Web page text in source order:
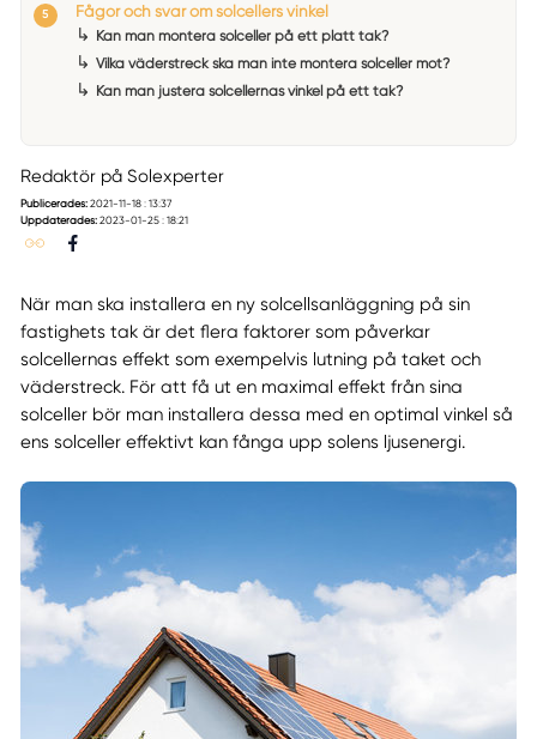
Fågor och svar om solcellers vinkel
↳ Kan man montera solceller på ett platt tak?
↳ Vilka väderstreck ska man inte montera solceller mot?
↳ Kan man justera solcellernas vinkel på ett tak?
Redaktör på Solexperter
Publicerades: 2021-11-18 : 13:37
Uppdaterades: 2023-01-25 : 18:21
När man ska installera en ny solcellsanläggning på sin
fastighets tak är det flera faktorer som påverkar
solcellernas effekt som exempelvis lutning på taket och
väderstreck. För att få ut en maximal effekt från sina
solceller bör man installera dessa med en optimal vinkel så
ens solceller effektivt kan fånga upp solens ljusenergi.